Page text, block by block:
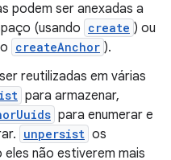
podem ser anexadas a
(usando create ) ou
createAnchor ).
reutilizadas em várias
para armazenar,
para enumerar e
unpersist os
não estiverem mais